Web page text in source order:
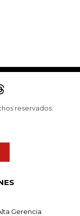
reservados.
Gerencia